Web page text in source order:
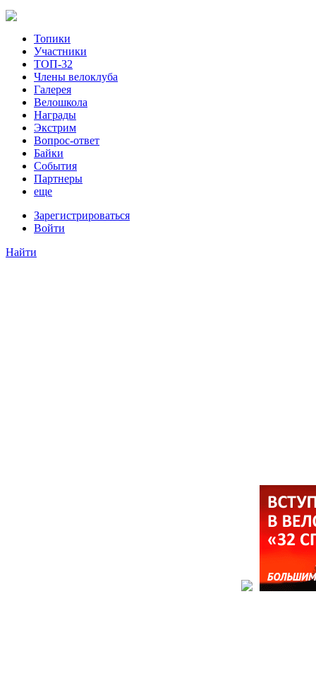
Топики
Участники
ТОП-32
Члены велоклуба
Галерея
Велошкола
Награды
Экстрим
Вопрос-ответ
Байки
События
Партнеры
еще
Зарегистрироваться
Войти
Найти